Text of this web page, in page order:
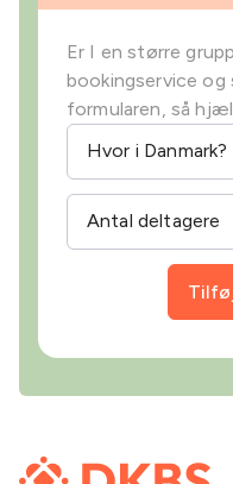
Er I en større
bookingservice og
formularen, så